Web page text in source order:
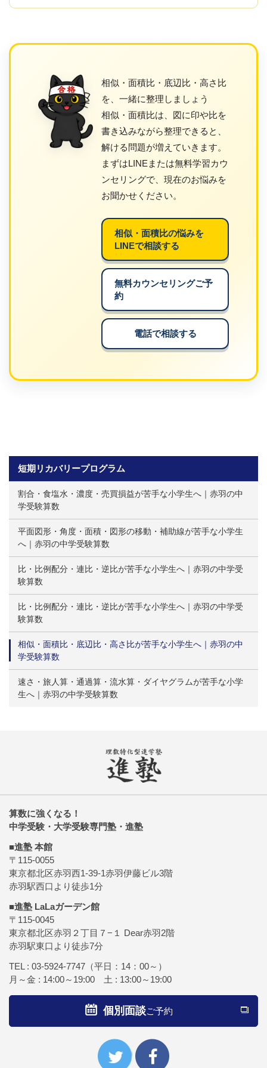
相似・面積比・底辺比・高さ比
を、一緒に整理しましょう
相似・面積比は、図に印や比を
書き込みながら整理できると、
解ける問題が増えていきます。
まずはLINEまたは無料学習カウ
ンセリングで、現在のお悩みを
お聞かせください。
相似・面積比の悩みを
LINEで相談する
無料カウンセリングご予
約
電話で相談する
短期リカバリープログラム
割合・食塩水・濃度・売買損益が苦手な小学生へ｜赤羽の中
学受験算数
平面図形・角度・面積・図形の移動・補助線が苦手な小学生
へ｜赤羽の中学受験算数
比・比例配分・連比・逆比が苦手な小学生へ｜赤羽の中学受
験算数
比・比例配分・連比・逆比が苦手な小学生へ｜赤羽の中学受
験算数
相似・面積比・底辺比・高さ比が苦手な小学生へ｜赤羽の中
学受験算数
速さ・旅人算・通過算・流水算・ダイヤグラムが苦手な小学
生へ｜赤羽の中学受験算数
算数に強くなる！
中学受験・大学受験専門塾・進塾
■進塾 本館
〒115-0055
東京都北区赤羽西1-39-1赤羽伊藤ビル3階
赤羽駅西口より徒歩1分
■進塾 LaLaガーデン館
〒115-0045
東京都北区赤羽２丁目７−１ Dear赤羽2階
赤羽駅東口より徒歩7分
TEL : 03-5924-7747 （平日：14：00～）
月～金 : 14:00～19:00 土 : 13:00～19:00
個別面談ご予約